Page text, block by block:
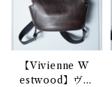
【Vivienne W
estwood】ヴ